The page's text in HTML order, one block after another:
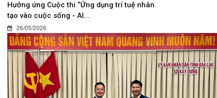
Hưởng ứng Cuộc thi “Ứng dụng trí tuệ nhân
tạo vào cuộc sống - AI...
26/05/2026